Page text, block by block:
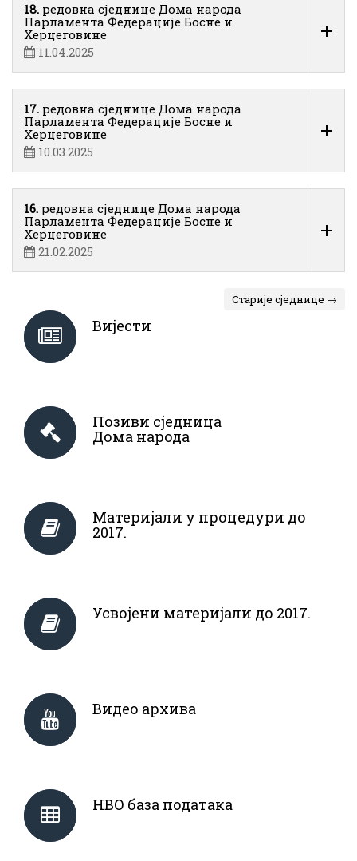
18. редовна сједнице Дома народа
Парламента Федерације Босне и
Херцеговине
11.04.2025
17. редовна сједнице Дома народа
Парламента Федерације Босне и
Херцеговине
10.03.2025
16. редовна сједнице Дома народа
Парламента Федерације Босне и
Херцеговине
21.02.2025
Старије сједнице →
Вијести
Позиви сједница
Дома народа
Материјали у процедури до
2017.
Усвојени материјали до 2017.
Видео архива
НВО база података